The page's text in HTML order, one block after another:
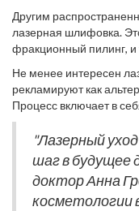
фракционный лазерный
световые лучи для
глубоко в эпидермис,
лечения. Регенерация
к самовосстановлению,
что делает кожу
кто хочет избавиться
вмешательств.
Другим
лазерная шлифовка.
фракционный пилинг, и
верхний слой
Процедура часто
морщин и шрамов.
могут быть
тонуса кожи.
Не менее интересен
рекламируют как
Процесс включает в
лазера для нагрева
сокращению
выразительному
преимущество в том,
периода
настолько
"Лазерный
шаг в будущее
доктор Анна
косметологии